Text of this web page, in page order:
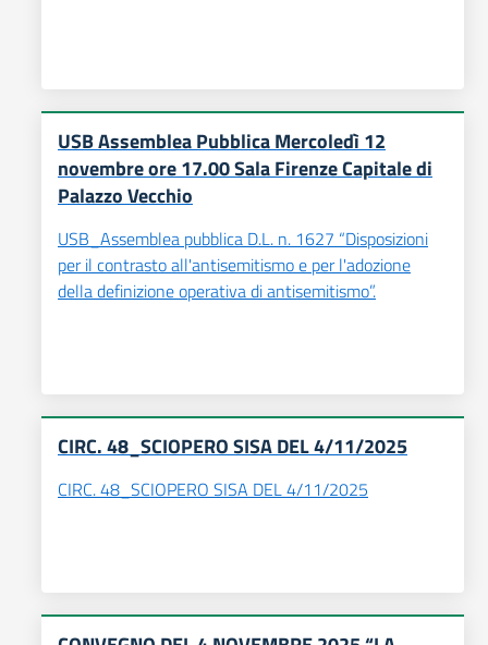
USB Assemblea Pubblica Mercoledì 12
novembre ore 17.00 Sala Firenze Capitale di
Palazzo Vecchio
USB_Assemblea pubblica D.L. n. 1627 “Disposizioni
per il contrasto all'antisemitismo e per l'adozione
della definizione operativa di antisemitismo”.
CIRC. 48_SCIOPERO SISA DEL 4/11/2025
CIRC. 48_SCIOPERO SISA DEL 4/11/2025